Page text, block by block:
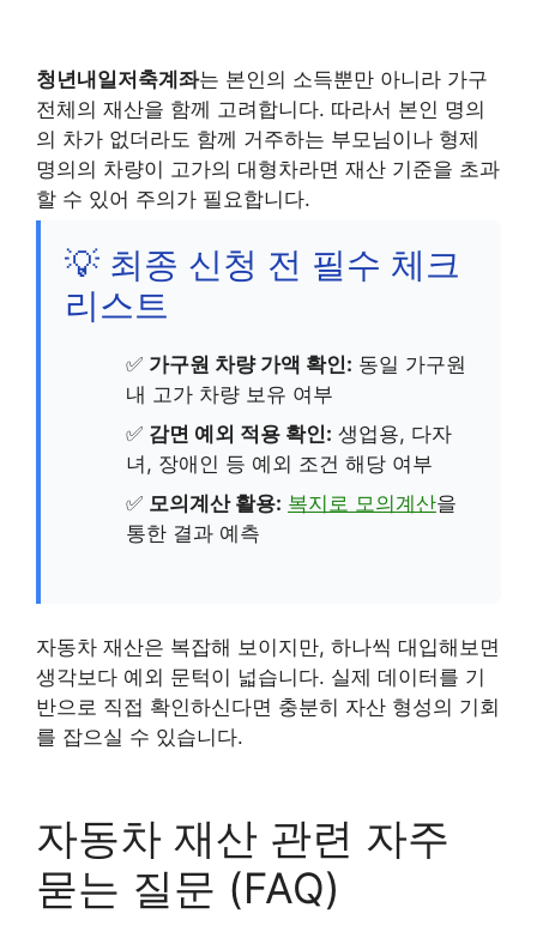
청년내일저축계좌는 본인의 소득뿐만 아니라 가구
전체의 재산을 함께 고려합니다. 따라서 본인 명의
의 차가 없더라도 함께 거주하는 부모님이나 형제
명의의 차량이 고가의 대형차라면 재산 기준을 초과
할 수 있어 주의가 필요합니다.
💡 최종 신청 전 필수 체크
리스트
✅ 가구원 차량 가액 확인: 동일 가구원
내 고가 차량 보유 여부
✅ 감면 예외 적용 확인: 생업용, 다자
녀, 장애인 등 예외 조건 해당 여부
✅ 모의계산 활용: 복지로 모의계산을
통한 결과 예측
자동차 재산은 복잡해 보이지만, 하나씩 대입해보면
생각보다 예외 문턱이 넓습니다. 실제 데이터를 기
반으로 직접 확인하신다면 충분히 자산 형성의 기회
를 잡으실 수 있습니다.
자동차 재산 관련 자주
묻는 질문 (FAQ)